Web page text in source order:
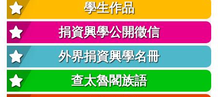
學生作品
捐資興學公開徵信
外界捐資興學名冊
查太魯閣族語